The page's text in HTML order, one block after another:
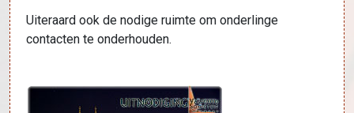
Uiteraard ook de nodige ruimte om onderlinge
contacten te onderhouden.